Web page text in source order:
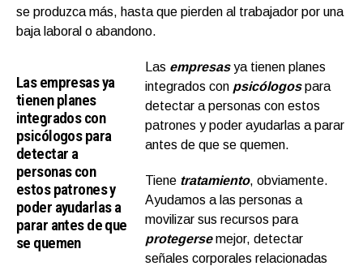
se produzca más, hasta que pierden al trabajador por una
baja laboral o abandono.
Las empresas ya
tienen planes
integrados con
psicólogos para
detectar a
personas con
estos patrones y
poder ayudarlas a
parar antes de que
se quemen
Las empresasya tienen planes
integrados con psicólogos para
detectar a personas con estos
patrones y poder ayudarlas a parar
antes de que se quemen.
Tiene tratamiento, obviamente.
Ayudamos a las personas a
movilizar sus recursos para
protegersemejor, detectar
señales corporales relacionadas